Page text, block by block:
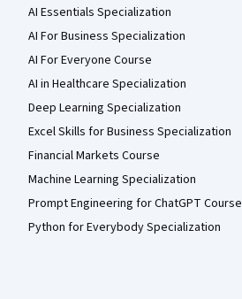
AI Essentials Specialization
AI For Business Specialization
AI For Everyone Course
AI in Healthcare Specialization
Deep Learning Specialization
Excel Skills for Business Specialization
Financial Markets Course
Machine Learning Specialization
Prompt Engineering for ChatGPT Course
Python for Everybody Specialization